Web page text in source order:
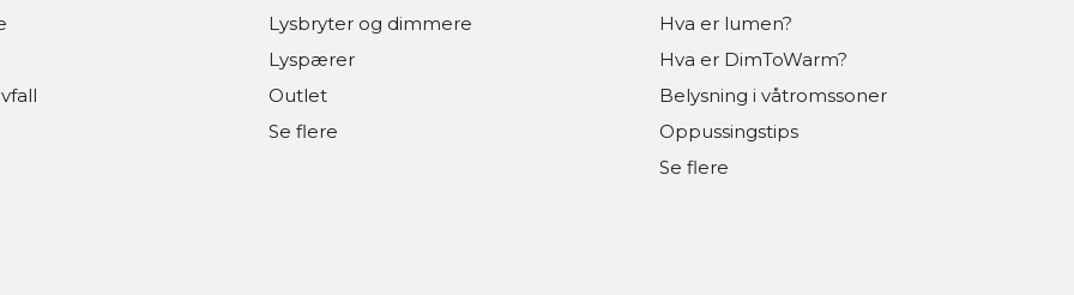
Lysbryter og dimmere
Lyspærer
Outlet
Se flere
Hva er lumen?
Hva er DimToWarm?
Belysning i våtromssoner
Oppussingstips
Se flere